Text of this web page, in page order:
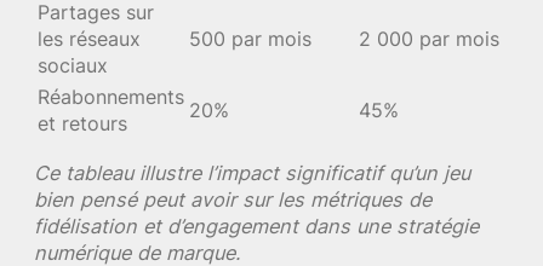
Partages sur
les réseaux
sociaux
500 par mois 2 000 par mois
Réabonnements
et retours
20% 45%
Ce tableau illustre l’impact significatif qu’un jeu
bien pensé peut avoir sur les métriques de
fidélisation et d’engagement dans une stratégie
numérique de marque.